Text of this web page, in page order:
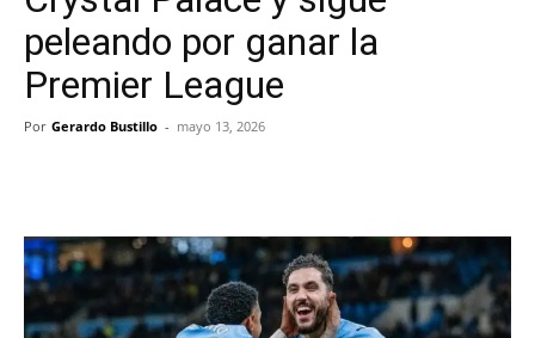
peleando por ganar la
Premier League
Por Gerardo Bustillo - mayo 13, 2026